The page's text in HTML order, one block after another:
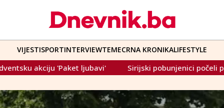
VIJESTISPORTINTERVIEWTEMECRNA KRONIKALIFESTYLE
Sirijski pobunjenici počeli prodor u Hamu Na